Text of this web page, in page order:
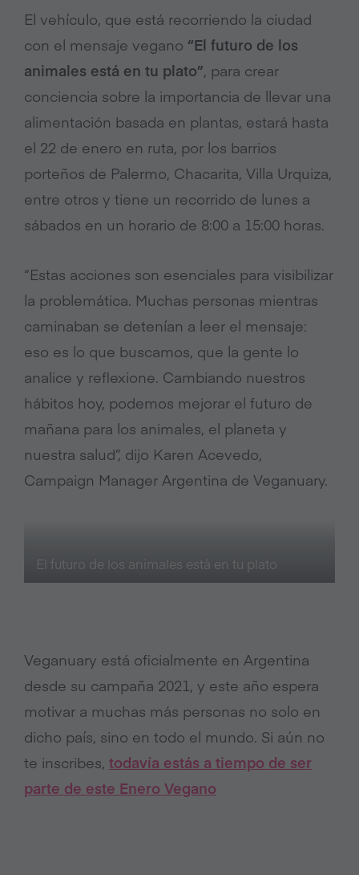
El vehículo, que está recorriendo la ciudad
con el mensaje vegano “El futuro de los
animales está en tu plato”, para crear
conciencia sobre la importancia de llevar una
alimentación basada en plantas, estará hasta
el 22 de enero en ruta, por los barrios
porteños de Palermo, Chacarita, Villa Urquiza,
entre otros y tiene un recorrido de lunes a
sábados en un horario de 8:00 a 15:00 horas.
“Estas acciones son esenciales para visibilizar
la problemática. Muchas personas mientras
caminaban se detenían a leer el mensaje:
eso es lo que buscamos, que la gente lo
analice y reflexione. Cambiando nuestros
hábitos hoy, podemos mejorar el futuro de
mañana para los animales, el planeta y
nuestra salud”, dijo Karen Acevedo,
Campaign Manager Argentina de Veganuary.
El futuro de los animales está en tu plato
Veganuary está oficialmente en Argentina
desde su campaña 2021, y este año espera
motivar a muchas más personas no solo en
dicho país, sino en todo el mundo. Si aún no
te inscribes, todavía estás a tiempo de ser
parte de este Enero Vegano